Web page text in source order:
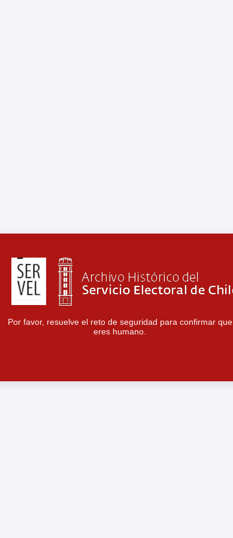
Por favor, resuelve el reto de seguridad para confirmar que
eres humano.